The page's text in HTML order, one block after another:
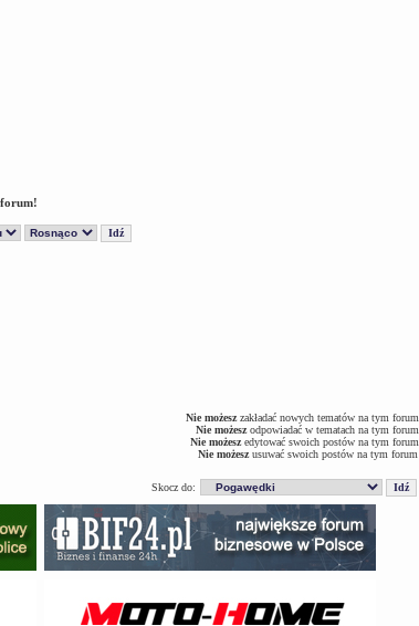
Nie możeszzakładać nowych tematów na tym forum
Nie możeszodpowiadać w tematach na tym forum
Nie możeszedytować swoich postów na tym forum
Nie możeszusuwać swoich postów na tym forum
Skocz do: